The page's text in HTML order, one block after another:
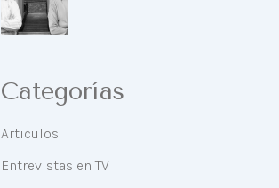
Categorías
Articulos
Entrevistas en TV